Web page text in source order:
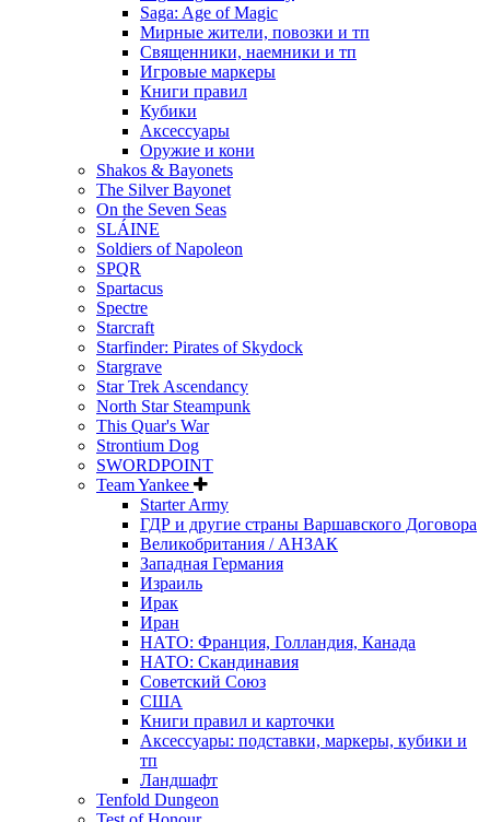
Saga: Age of Magic
Мирные жители, повозки и тп
Священники, наемники и тп
Игровые маркеры
Книги правил
Кубики
Аксессуары
Оружие и кони
Shakos & Bayonets
The Silver Bayonet
On the Seven Seas
SLÁINE
Soldiers of Napoleon
SPQR
Spartacus
Spectre
Starcraft
Starfinder: Pirates of Skydock
Stargrave
Star Trek Ascendancy
North Star Steampunk
This Quar's War
Strontium Dog
SWORDPOINT
Team Yankee
Starter Army
ГДР и другие страны Варшавского Договора
Великобритания / АНЗАК
Западная Германия
Израиль
Ирак
Иран
НАТО: Франция, Голландия, Канада
НАТО: Скандинавия
Советский Союз
США
Книги правил и карточки
Аксессуары: подставки, маркеры, кубики и
тп
Ландшафт
Tenfold Dungeon